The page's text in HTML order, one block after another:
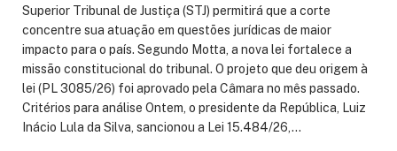
Superior Tribunal de Justiça (STJ) permitirá que a corte
concentre sua atuação em questões jurídicas de maior
impacto para o país. Segundo Motta, a nova lei fortalece a
missão constitucional do tribunal. O projeto que deu origem à
lei (PL 3085/26) foi aprovado pela Câmara no mês passado.
Critérios para análise Ontem, o presidente da República, Luiz
Inácio Lula da Silva, sancionou a Lei 15.484/26,…